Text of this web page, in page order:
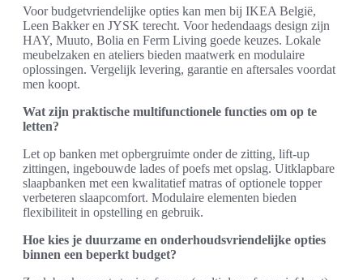
Voor budgetvriendelijke opties kan men bij IKEA België,
Leen Bakker en JYSK terecht. Voor hedendaags design zijn
HAY, Muuto, Bolia en Ferm Living goede keuzes. Lokale
meubelzaken en ateliers bieden maatwerk en modulaire
oplossingen. Vergelijk levering, garantie en aftersales voordat
men koopt.
Wat zijn praktische multifunctionele functies om op te
letten?
Let op banken met opbergruimte onder de zitting, lift-up
zittingen, ingebouwde lades of poefs met opslag. Uitklapbare
slaapbanken met een kwalitatief matras of optionele topper
verbeteren slaapcomfort. Modulaire elementen bieden
flexibiliteit in opstelling en gebruik.
Hoe kies je duurzame en onderhoudsvriendelijke opties
binnen een beperkt budget?